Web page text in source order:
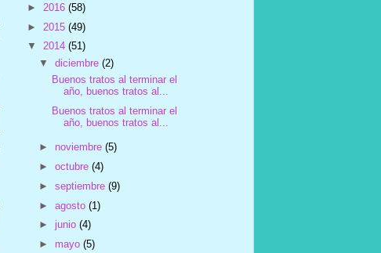
► 2016 (58)
► 2015 (49)
▼ 2014 (51)
▼diciembre(2)
Buenos tratos al terminar el
año, buenos tratos al...
Buenos tratos al terminar el
año, buenos tratos al...
► noviembre(5)
►octubre(4)
►septiembre(9)
►agosto(1)
►junio(4)
► mayo(5)